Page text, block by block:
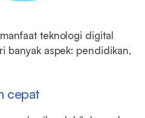
teknologi digital
banyak aspek: pendidikan,
cepat